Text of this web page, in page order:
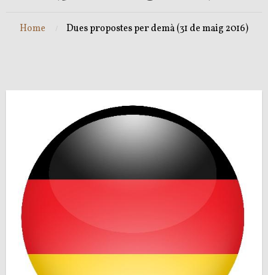
Home Dues propostes per demà (31 de maig 2016)